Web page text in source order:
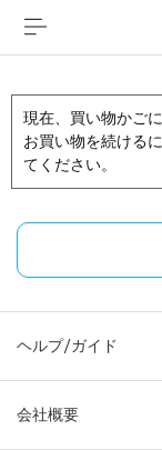
現在、買い物かご
お買い物を続ける
てください。
ヘルプ/ガイド
会社概要